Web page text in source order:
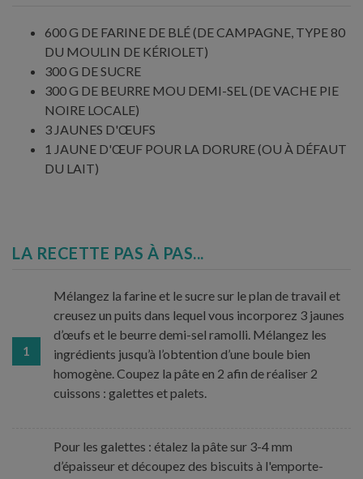
600 G DE FARINE DE BLÉ (DE CAMPAGNE, TYPE 80
DU MOULIN DE KÉRIOLET)
300 G DE SUCRE
300 G DE BEURRE MOU DEMI-SEL (DE VACHE PIE
NOIRE LOCALE)
3 JAUNES D'ŒUFS
1 JAUNE D'ŒUF POUR LA DORURE (OU À DÉFAUT
DU LAIT)
LA RECETTE PAS À PAS...
1
Mélangez la farine et le sucre sur le plan de travail et
creusez un puits dans lequel vous incorporez 3 jaunes
d’œufs et le beurre demi-sel ramolli. Mélangez les
ingrédients jusqu’à l’obtention d’une boule bien
homogène. Coupez la pâte en 2 afin de réaliser 2
cuissons : galettes et palets.
Pour les galettes : étalez la pâte sur 3-4 mm
d’épaisseur et découpez des biscuits à l'emporte-